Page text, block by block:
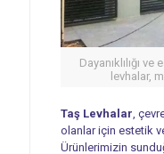
Dayanıklılığı
levhalar,
Taş Levhalar,
olanlar için estetik
Ürünlerimizin